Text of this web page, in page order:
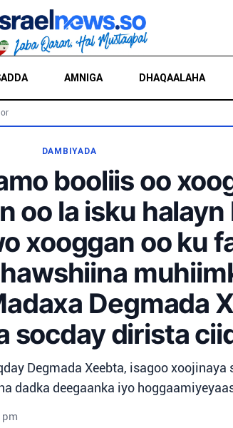
AMNIGA DHAQAALAHA
DAMBIYADA
booliis oo
oo la isku halayn
xooggan oo ku
Degmada
socday dirista
Degmada Xeebta, isagoo xoojinaya
dadka deegaanka iyo
pm